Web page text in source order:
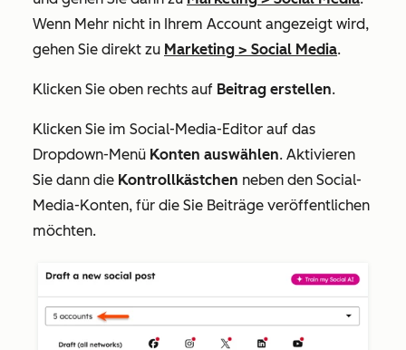
Wenn Mehr nicht in Ihrem Account angezeigt wird,
gehen Sie direkt zu Marketing > Social Media.
Klicken Sie oben rechts auf Beitrag erstellen.
Klicken Sie im Social-Media-Editor auf das
Dropdown-Menü Konten auswählen. Aktivieren
Sie dann die Kontrollkästchen neben den Social-
Media-Konten, für die Sie Beiträge veröffentlichen
möchten.